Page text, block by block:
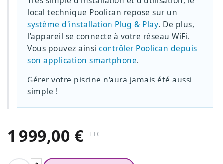
local technique Poolican repose sur un
système d'installation Plug & Play. De plus,
l'appareil se connecte à votre réseau WiFi.
Vous pouvez ainsi contrôler Poolican depuis
son application smartphone.
Gérer votre piscine n'aura jamais été aussi
simple !
1 999,00 € TTC